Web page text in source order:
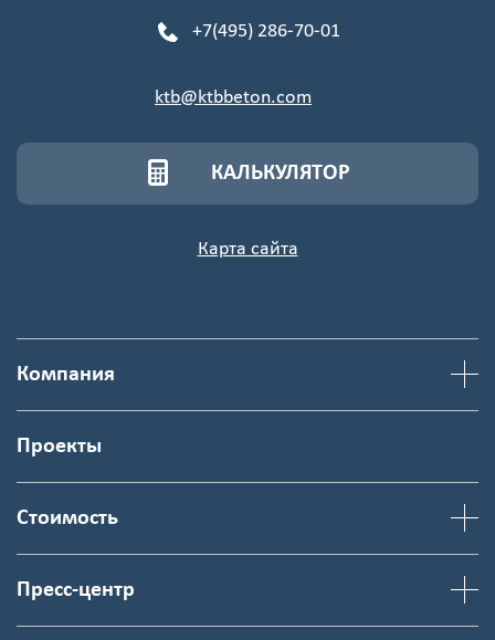
+7(495) 286-70-01
ktb@ktbbeton.com
КАЛЬКУЛЯТОР
Карта сайта
Компания
Проекты
Стоимость
Пресс-центр